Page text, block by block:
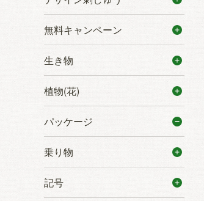
無料キャンペーン
生き物
植物(花)
パッケージ
乗り物
記号